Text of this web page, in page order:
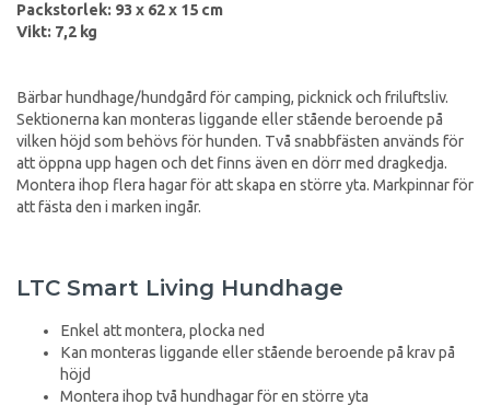
Packstorlek: 93 x 62 x 15 cm
Vikt: 7,2 kg
Bärbar hundhage/hundgård för camping, picknick och friluftsliv.
Sektionerna kan monteras liggande eller stående beroende på
vilken höjd som behövs för hunden. Två snabbfästen används för
att öppna upp hagen och det finns även en dörr med dragkedja.
Montera ihop flera hagar för att skapa en större yta. Markpinnar för
att fästa den i marken ingår.
LTC Smart Living Hundhage
Enkel att montera, plocka ned
Kan monteras liggande eller stående beroende på krav på
höjd
Montera ihop två hundhagar för en större yta